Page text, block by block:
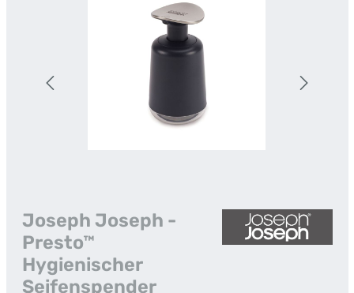
Joseph Joseph -
Presto™
Hygienischer
Seifenspender